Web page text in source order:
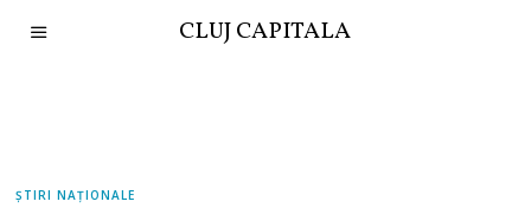
CLUJ CAPITALA
ȘTIRI NAȚIONALE